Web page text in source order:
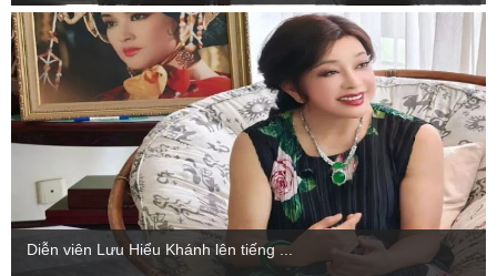
Diễn viên Lưu Hiểu Khánh lên tiếng ...